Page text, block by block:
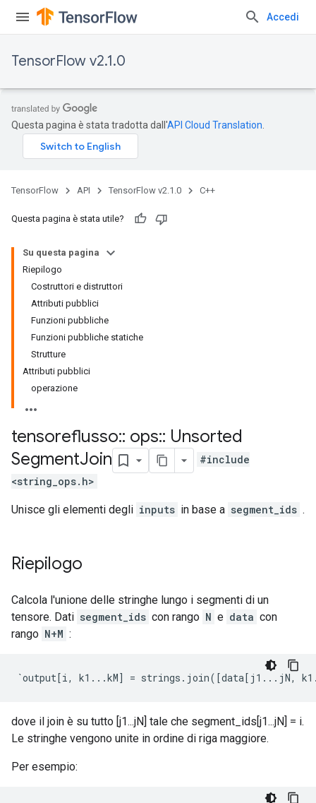
Accedi
TensorFlow v2.1.0
Questa pagina è stata tradotta dall'API Cloud Translation
TensorFlow API TensorFlow v2.1.0 C++
Questa pagina è stata utile?
Su questa pagina
Riepilogo
Costruttori e distruttori
Attributi pubblici
Funzioni pubbliche
Funzioni pubbliche statiche
Strutture
Attributi pubblici
operazione
tensoreflusso:: ops:: Unsorted
SegmentJoin
#include
<string_ops.h>
Unisce gli elementi degli inputs in base a segment_ids .
Riepilogo
Calcola l'unione delle stringhe lungo i segmenti di un
tensore. Dati segment_ids con rango N e data con
rango N+M :
`output[i, k1...kM] = strings.join([data[j1...jN,
dove il join è su tutto [j1...jN] tale che segment_ids[j1...jN] = i.
Le stringhe vengono unite in ordine di riga maggiore.
Per esempio: